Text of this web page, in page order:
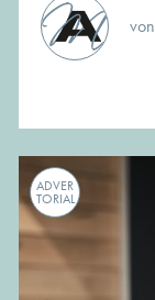
ADVER
TORIAL